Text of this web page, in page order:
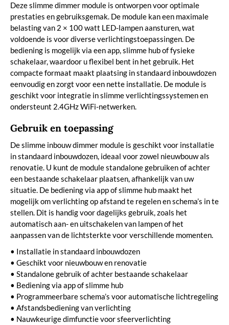
Deze slimme dimmer module is ontworpen voor optimale
prestaties en gebruiksgemak. De module kan een maximale
belasting van 2 × 100 watt LED-lampen aansturen, wat
voldoende is voor diverse verlichtingstoepassingen. De
bediening is mogelijk via een app, slimme hub of fysieke
schakelaar, waardoor u flexibel bent in het gebruik. Het
compacte formaat maakt plaatsing in standaard inbouwdozen
eenvoudig en zorgt voor een nette installatie. De module is
geschikt voor integratie in slimme verlichtingssystemen en
ondersteunt 2.4GHz WiFi-netwerken.
Gebruik en toepassing
De slimme inbouw dimmer module is geschikt voor installatie
in standaard inbouwdozen, ideaal voor zowel nieuwbouw als
renovatie. U kunt de module standalone gebruiken of achter
een bestaande schakelaar plaatsen, afhankelijk van uw
situatie. De bediening via app of slimme hub maakt het
mogelijk om verlichting op afstand te regelen en schema’s in te
stellen. Dit is handig voor dagelijks gebruik, zoals het
automatisch aan- en uitschakelen van lampen of het
aanpassen van de lichtsterkte voor verschillende momenten.
• Installatie in standaard inbouwdozen
• Geschikt voor nieuwbouw en renovatie
• Standalone gebruik of achter bestaande schakelaar
• Bediening via app of slimme hub
• Programmeerbare schema’s voor automatische lichtregeling
• Afstandsbediening van verlichting
• Nauwkeurige dimfunctie voor sfeerverlichting